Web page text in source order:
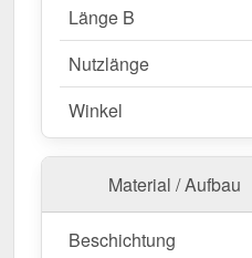
dauerhaft gegen Korrosion
Warum Pultabschluss |
80°?
Hochwertiges Stahl–
mm Kernstärke.
zuverlässig vor
Länge B
Nutzlänge
Winkel
Material / Aufbau
Beschichtung